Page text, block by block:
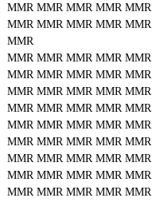
MMR MMR MMR MMR MMR
MMR MMR MMR MMR MMR
MMR
MMR MMR MMR MMR MMR
MMR MMR MMR MMR MMR
MMR MMR MMR MMR MMR
MMR MMR MMR MMR MMR
MMR MMR MMR MMR MMR
MMR MMR MMR MMR MMR
MMR MMR MMR MMR MMR
MMR MMR MMR MMR MMR
MMR MMR MMR MMR MMR